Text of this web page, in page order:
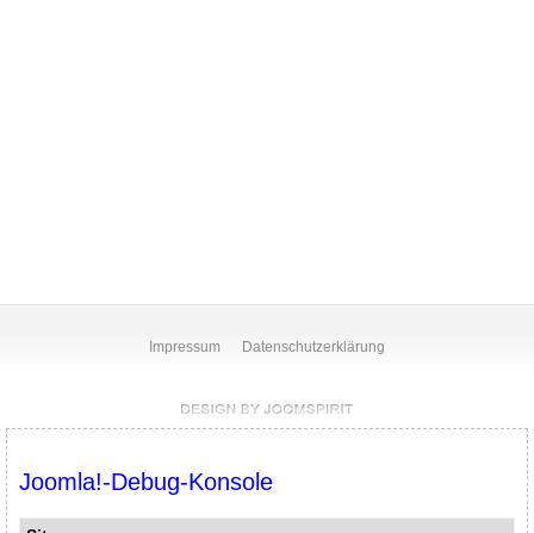
Impressum Datenschutzerklärung
Joomla!-Debug-Konsole